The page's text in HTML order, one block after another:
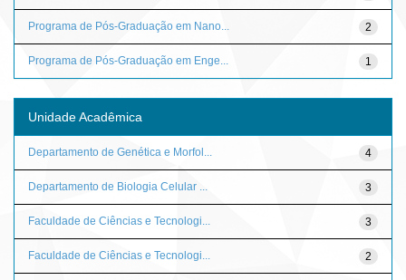
2
Programa de Pós-Graduação em Nano...
1
Programa de Pós-Graduação em Enge...
Unidade Acadêmica
4
Departamento de Genética e Morfol...
3
Departamento de Biologia Celular ...
3
Faculdade de Ciências e Tecnologi...
2
Faculdade de Ciências e Tecnologi...